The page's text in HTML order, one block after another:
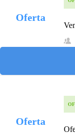
Oferta
Oferta